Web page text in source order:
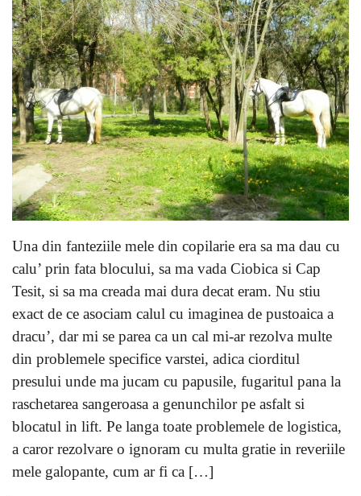
Una din fanteziile mele din copilarie era sa ma dau cu
calu’ prin fata blocului, sa ma vada Ciobica si Cap
Tesit, si sa ma creada mai dura decat eram. Nu stiu
exact de ce asociam calul cu imaginea de pustoaica a
dracu’, dar mi se parea ca un cal mi-ar rezolva multe
din problemele specifice varstei, adica ciorditul
presului unde ma jucam cu papusile, fugaritul pana la
raschetarea sangeroasa a genunchilor pe asfalt si
blocatul in lift. Pe langa toate problemele de logistica,
a caror rezolvare o ignoram cu multa gratie in reveriile
mele galopante, cum ar fi ca […]